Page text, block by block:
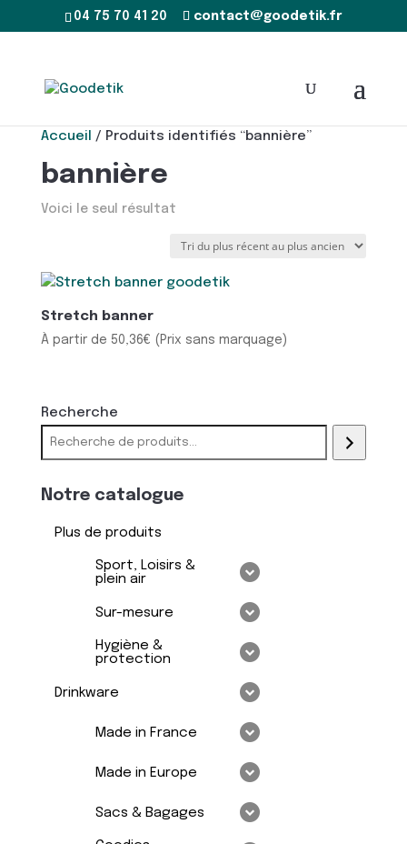
04 75 70 41 20 contact@goodetik.fr
Accueil / Produits identifiés “bannière”
bannière
Voici le seul résultat
Stretch banner
À partir de 50,36€ (Prix sans marquage)
Recherche
Notre catalogue
Plus de produits
Sport, Loisirs &
plein air
Sur-mesure
Hygiène &
protection
Drinkware
Made in France
Made in Europe
Sacs & Bagages